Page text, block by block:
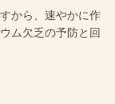
から、速やかに作
ム欠乏の予防と回